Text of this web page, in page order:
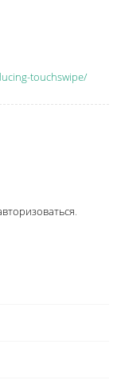
touchswipe/
.